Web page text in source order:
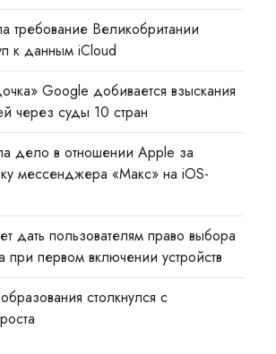
требование Великобритании
к данным iCloud
Google добивается взыскания
через суды 10 стран
дело в отношении Apple за
мессенджера «Макс» на iOS-
дать пользователям право выбора
первом включении устройств
столкнулся с